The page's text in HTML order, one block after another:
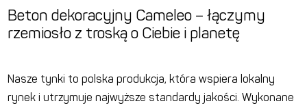
Beton dekoracyjny Cameleo – łączymy
rzemiosło z troską o Ciebie i planetę
Nasze tynki to polska produkcja, która wspiera lokalny
rynek i utrzymujenajwyższe standardy jakości. Wykonane